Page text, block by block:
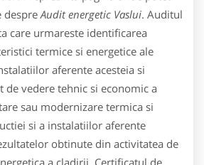
despre Audit energetic Vaslui. Auditul
care urmareste identificarea
termice si energetice ale
aferente acesteia si
de vedere tehnic si economic a
sau modernizare termica si
si a instalatiilor aferente
obtinute din activitatea de
a cladirii. Certificatul de